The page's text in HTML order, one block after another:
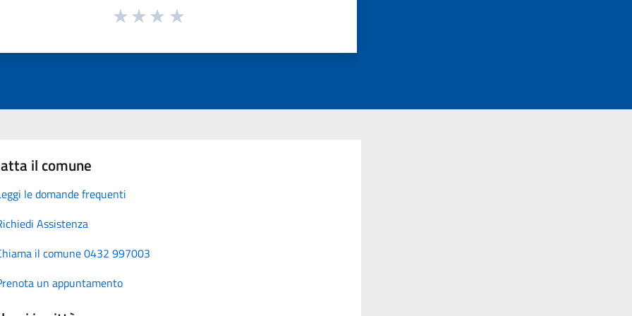
il comune
le domande frequenti
Assistenza
il comune 0432 997003
un appuntamento